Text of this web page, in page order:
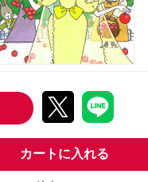
カートに入れる